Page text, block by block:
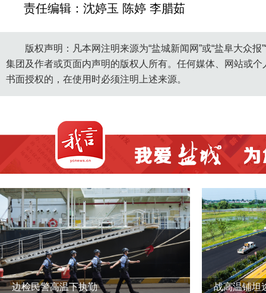
责任编辑：沈婷玉 陈婷 李腊茹
版权声明：凡本网注明来源为“盐城新闻网”或“盐阜大众
集团及作者或页面内声明的版权人所有。任何媒体、网站或
书面授权的，在使用时必须注明上述来源。
边检民警高温下执勤 战高温铺坦